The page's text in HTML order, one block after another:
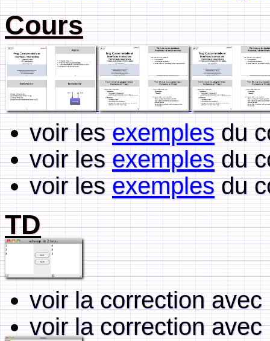
Cours
voir lesexemplesdu
voir lesexemplesdu
voir lesexemplesdu
TD
voir la correction
voir la correction